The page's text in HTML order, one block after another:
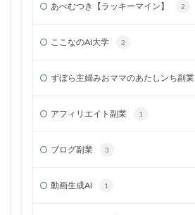
あべむつき【ラッキーマイン】 2
ここなのAI大学 2
ずぼら主婦みおママのあたしンち副業
アフィリエイト副業 1
ブログ副業 3
動画生成AI 1